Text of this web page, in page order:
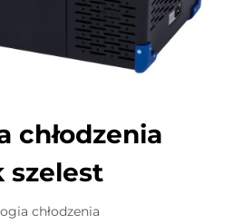
chłodzenia
szelest
chłodzenia